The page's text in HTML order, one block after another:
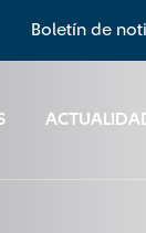
Boletín de